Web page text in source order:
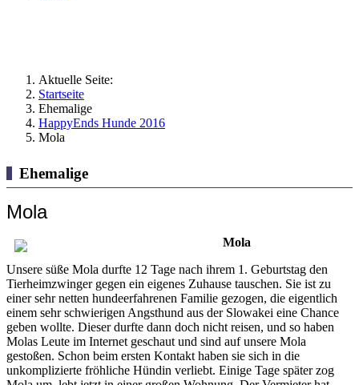
Aktuelle Seite:
Startseite
Ehemalige
HappyEnds Hunde 2016
Mola
Ehemalige
Mola
Mola
Unsere süße Mola durfte 12 Tage nach ihrem 1. Geburtstag den
Tierheimzwinger gegen ein eigenes Zuhause tauschen. Sie ist zu
einer sehr netten hundeerfahrenen Familie gezogen, die eigentlich
einem sehr schwierigen Angsthund aus der Slowakei eine Chance
geben wollte. Dieser durfte dann doch nicht reisen, und so haben
Molas Leute im Internet geschaut und sind auf unsere Mola
gestoßen. Schon beim ersten Kontakt haben sie sich in die
unkomplizierte fröhliche Hündin verliebt. Einige Tage später zog